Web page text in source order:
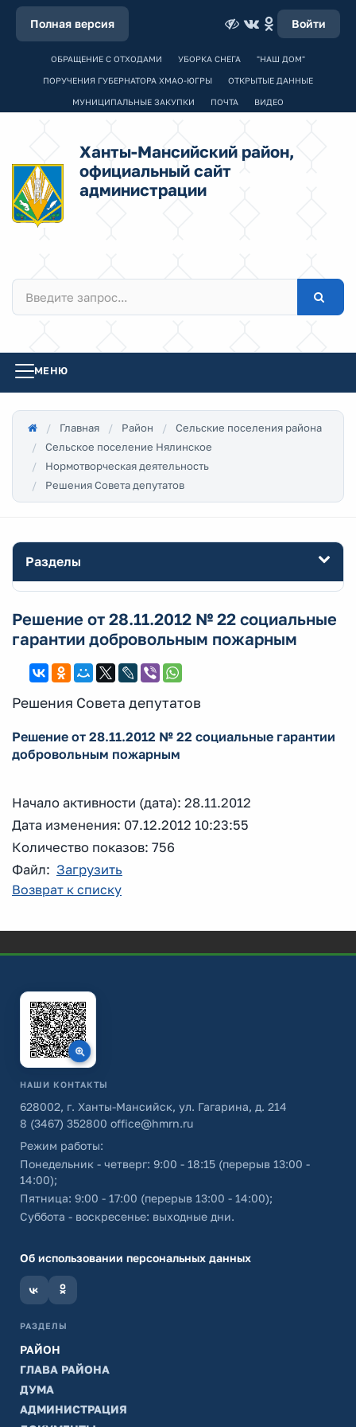
Полная версия Войти
ОБРАЩЕНИЕ С ОТХОДАМИ УБОРКА СНЕГА "НАШ ДОМ"
ПОРУЧЕНИЯ ГУБЕРНАТОРА ХМАО-ЮГРЫ ОТКРЫТЫЕ ДАННЫЕ
МУНИЦИПАЛЬНЫЕ ЗАКУПКИ ПОЧТА ВИДЕО
Ханты-Мансийский район,
официальный сайт
администрации
МЕНЮ
Главная Район
Сельские поселения района
Сельское поселение Нялинское
Нормотворческая деятельность
Решения Совета депутатов
Разделы
Решение от 28.11.2012 № 22 социальные
гарантии добровольным пожарным
Решения Совета депутатов
Решение от 28.11.2012 № 22 социальные гарантии
добровольным пожарным
Начало активности (дата): 28.11.2012
Дата изменения: 07.12.2012 10:23:55
Количество показов: 756
Файл: Загрузить
Возврат к списку
НАШИ КОНТАКТЫ
628002, г. Ханты-Мансийск, ул. Гагарина, д. 214
8 (3467) 352800 office@hmrn.ru
Режим работы:
Понедельник - четверг: 9:00 - 18:15 (перерыв 13:00 -
14:00);
Пятница: 9:00 - 17:00 (перерыв 13:00 - 14:00);
Суббота - воскресенье: выходные дни.
Об использовании персональных данных
РАЗДЕЛЫ
РАЙОН
ГЛАВА РАЙОНА
ДУМА
АДМИНИСТРАЦИЯ